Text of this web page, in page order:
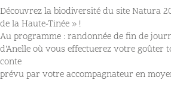
Découvrez la biodiversité du site Natura
de la Haute-Tinée » !
Au programme : randonnée de fin de
d’Anelle où vous effectuerez votre goûter
conte
prévu par votre accompagnateur en